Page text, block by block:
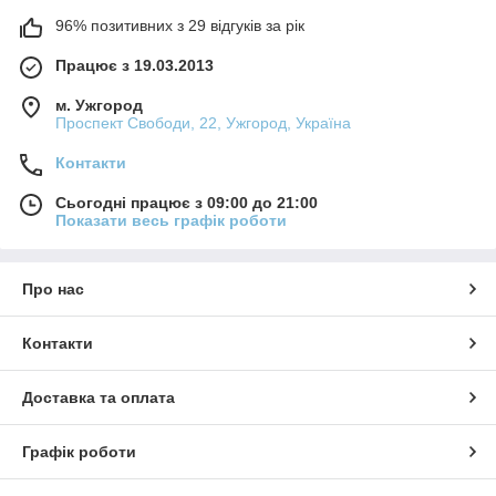
96% позитивних з 29 відгуків за рік
Працює з 19.03.2013
м. Ужгород
Проспект Свободи, 22, Ужгород, Україна
Контакти
Сьогодні працює з 09:00 до 21:00
Показати весь графік роботи
Про нас
Контакти
Доставка та оплата
Графік роботи